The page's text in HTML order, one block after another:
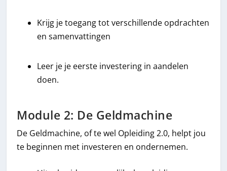
Krijg je toegang tot verschillende opdrachten
en samenvattingen
Leer je je eerste investering in aandelen
doen.
Module 2: De Geldmachine
De Geldmachine, of te wel Opleiding 2.0, helpt jou
te beginnen met investeren en ondernemen.